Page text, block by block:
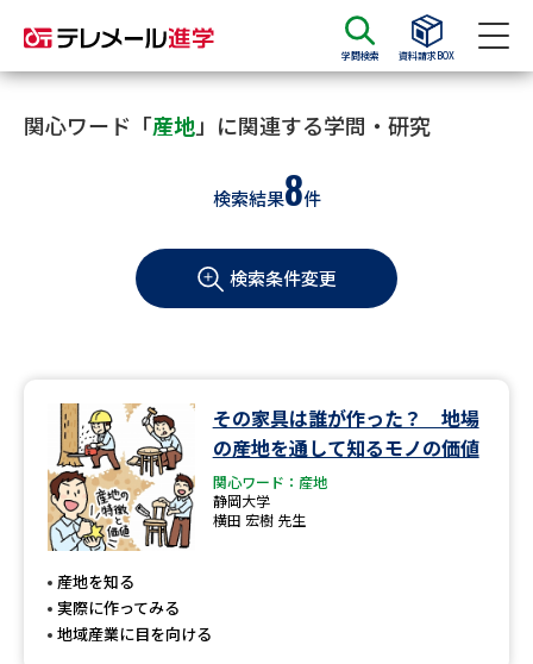
学問検索 資料請求BOX
資料請求 資料検索
大学・短大の資料種類から請求
学部・学科パンフ
過去問題集
大学・短大以外の資料から請求
専門学校の資料請求 大学院の資料請求
留学・進学関連、塾・予備校
関心ワード「産地」に関連する学問・研究
検索結果8件
検索条件変更
その家具は誰が作った？ 地場
の産地を通して知るモノの価値
関心ワード：産地
静岡大学
横田 宏樹 先生
産地を知る
実際に作ってみる
地域産業に目を向ける